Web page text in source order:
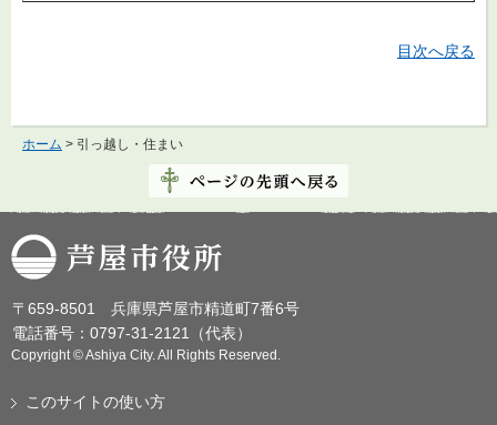
目次へ戻る
ホーム > 引っ越し・住まい
芦屋市役所
〒659-8501 兵庫県芦屋市精道町7番6号
電話番号：0797-31-2121（代表）
Copyright © Ashiya City. All Rights Reserved.
このサイトの使い方